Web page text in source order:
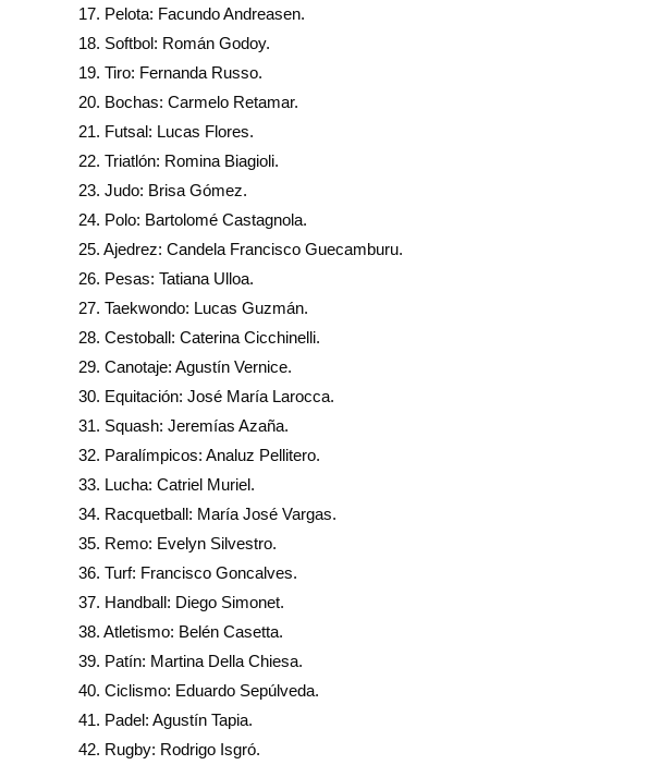
17. Pelota: Facundo Andreasen.
18. Softbol: Román Godoy.
19. Tiro: Fernanda Russo.
20. Bochas: Carmelo Retamar.
21. Futsal: Lucas Flores.
22. Triatlón: Romina Biagioli.
23. Judo: Brisa Gómez.
24. Polo: Bartolomé Castagnola.
25. Ajedrez: Candela Francisco Guecamburu.
26. Pesas: Tatiana Ulloa.
27. Taekwondo: Lucas Guzmán.
28. Cestoball: Caterina Cicchinelli.
29. Canotaje: Agustín Vernice.
30. Equitación: José María Larocca.
31. Squash: Jeremías Azaña.
32. Paralímpicos: Analuz Pellitero.
33. Lucha: Catriel Muriel.
34. Racquetball: María José Vargas.
35. Remo: Evelyn Silvestro.
36. Turf: Francisco Goncalves.
37. Handball: Diego Simonet.
38. Atletismo: Belén Casetta.
39. Patín: Martina Della Chiesa.
40. Ciclismo: Eduardo Sepúlveda.
41. Padel: Agustín Tapia.
42. Rugby: Rodrigo Isgró.